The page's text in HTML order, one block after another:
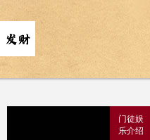
门徒娱
乐介绍